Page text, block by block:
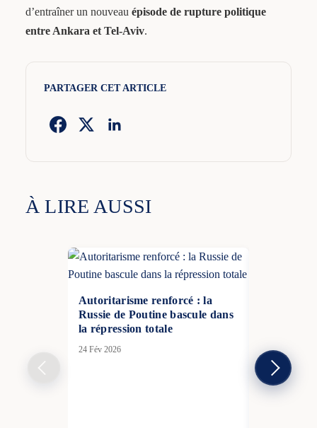
d’entraîner un nouveau épisode de rupture politique
entre Ankara et Tel-Aviv.
PARTAGER CET ARTICLE
À LIRE AUSSI
Autoritarisme renforcé : la
Russie de Poutine bascule dans
la répression totale
24 Fév 2026